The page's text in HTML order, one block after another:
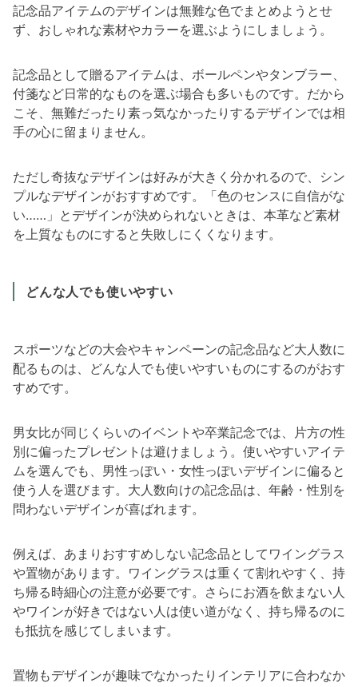
記念品アイテムのデザインは無難な色でまとめようとせ
ず、おしゃれな素材やカラーを選ぶようにしましょう。
記念品として贈るアイテムは、ボールペンやタンブラー、
付箋など日常的なものを選ぶ場合も多いものです。だから
こそ、無難だったり素っ気なかったりするデザインでは相
手の心に留まりません。
ただし奇抜なデザインは好みが大きく分かれるので、シン
プルなデザインがおすすめです。「色のセンスに自信がな
い……」とデザインが決められないときは、本革など素材
を上質なものにすると失敗しにくくなります。
どんな人でも使いやすい
スポーツなどの大会やキャンペーンの記念品など大人数に
配るものは、どんな人でも使いやすいものにするのがおす
すめです。
男女比が同じくらいのイベントや卒業記念では、片方の性
別に偏ったプレゼントは避けましょう。使いやすいアイテ
ムを選んでも、男性っぽい・女性っぽいデザインに偏ると
使う人を選びます。大人数向けの記念品は、年齢・性別を
問わないデザインが喜ばれます。
例えば、あまりおすすめしない記念品としてワイングラス
や置物があります。ワイングラスは重くて割れやすく、持
ち帰る時細心の注意が必要です。さらにお酒を飲まない人
やワインが好きではない人は使い道がなく、持ち帰るのに
も抵抗を感じてしまいます。
置物もデザインが趣味でなかったりインテリアに合わなか